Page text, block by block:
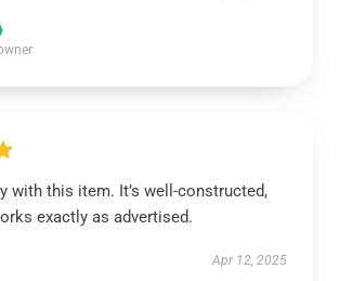
with this item. It’s well-constructed,
exactly as advertised.
Apr 12, 2025